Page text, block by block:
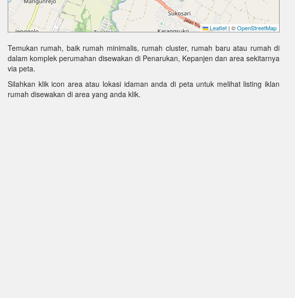
Leaflet | ©OpenStreetMap
Temukan rumah, baik rumah minimalis, rumah cluster, rumah baru atau rumah di
dalam komplek perumahan disewakan di Penarukan, Kepanjen dan area sekitarnya
via peta.
Silahkan klik icon area atau lokasi idaman anda di peta untuk melihat listing iklan
rumah disewakan di area yang anda klik.